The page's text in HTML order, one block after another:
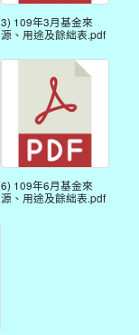
3) 109年3月基金來
源、用途及餘絀表.pdf
6) 109年6月基金來
源、用途及餘絀表.pdf